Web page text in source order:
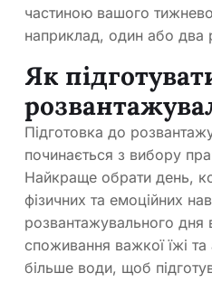
частиною вашого
наприклад, один або два
Як
Підготовка до
починається з вибору
Найкраще обрати день,
фізичних та емоційних
розвантажувального дня
споживання важкої їжі
більше води, щоб